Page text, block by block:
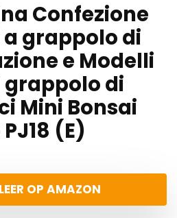
Confezione
a grappolo di
e Modelli
grappolo di
Mini Bonsai
(E)
OP AMAZON